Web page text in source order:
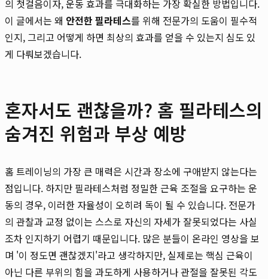
의 첫걸음이자, 운동 효과를 극대화하는 가장 확실한 방법입니다.
이 글에서는 왜 안전한 필라테스를 위해 전문가의 도움이 필수적
인지, 그리고 어떻게 하면 최상의 효과를 얻을 수 있는지 심도 있
게 다뤄보겠습니다.
혼자서도 괜찮을까? 홈 필라테스의
숨겨진 위험과 부상 예방
홈 트레이닝의 가장 큰 매력은 시간과 장소에 구애받지 않는다는
점입니다. 하지만 필라테스처럼 정밀한 근육 조절을 요구하는 운
동의 경우, 이러한 자율성이 오히려 독이 될 수 있습니다. 전문가
의 관찰과 교정 없이는 스스로 자신의 자세가 잘못되었다는 사실
조차 인지하기 어렵기 때문입니다. 많은 분들이 온라인 영상을 보
며 '이 정도면 괜찮겠지'라고 생각하지만, 실제로는 핵심 근육이
아닌 다른 부위의 힘을 과도하게 사용하거나 관절을 잘못된 각도